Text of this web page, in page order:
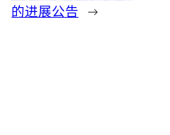
的进展公告 →